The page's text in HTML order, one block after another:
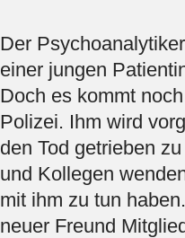
Der
einer jungen
Doch es kommt
Polizei. Ihm wird
den Tod getrieben
und Kollegen
mit ihm zu tun
neuer Freund